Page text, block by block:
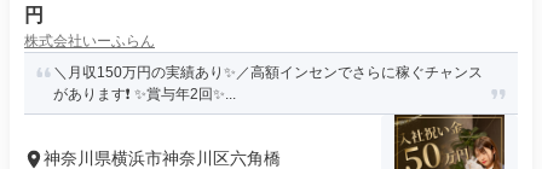
円
株式会社いーふらん
＼月収150万円の実績あり✨／高額インセンでさらに稼ぐチャンス
があります❗ ✨賞与年2回✨...
神奈川県横浜市神奈川区六角橋